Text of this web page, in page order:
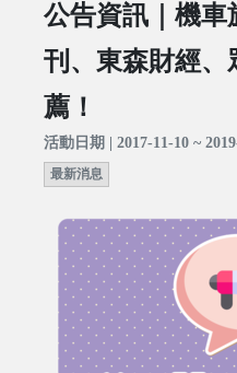
公告資訊｜機車
刊、東森財經、
薦！
活動日期 | 2017-11-10 ~
最新消息